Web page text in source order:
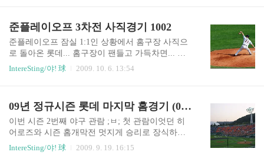
디션도 좋을꺼 같기도 하고, 설마설마 하는 마음에
내심 기대는 되더라 ㅎㅎ..
준플레이오프 3차전 사직경기 1002
준플레이오프 잠실 1:1인 상황에서 홈구장 사직으
로 돌아온 롯데... 홈구장이 팬들고 가득차면... 왜
홈팀이 얼어버리는거냐 ㅡ_-);; 결국 이날 갔던 사
직구장이 이번 시즌 마지막 직관이 되고말았다 ㅠ_
IntereSting/야! 球 2009. 10. 6. 13:54
09년 정규시즌 롯데 마지막 홈경기 (0918)
이번 시즌 2번째 야구 관람 ;ㅂ; 첫 관람이엇던 히
어로즈와 시즌 홈개막전 멋지게 승리로 장식하고
두번쨰 관람이라... 게다가 홈 마지막 경기라... 겨
우겨우 예매를 하고 두근반세근반 가슴을 안고 사
IntereSting/야! 球 2009. 9. 19. 16:15